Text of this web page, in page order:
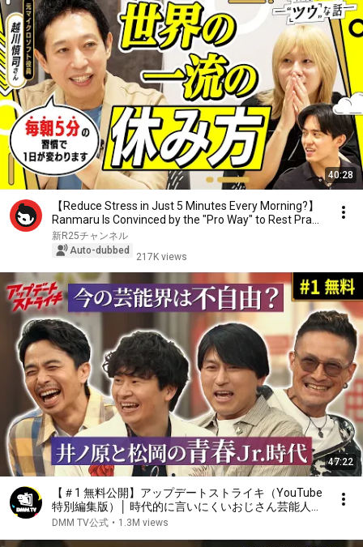
40:28
【Reduce Stress in Just 5 Minutes Every Morning?】
Ranmaru Is Convinced by the "Pro Way" to Rest Pra...
新R25チャンネル
Auto-dubbed
217K views
47:22
【＃1 無料公開】アップデートストライキ（YouTube
特別編集版）│ 時代的に言いにくいおじさん芸能人の
リアルな本音 │ オードリー若林/井ノ原快彦/オードリ
DMM TV公式 • 1.3M views